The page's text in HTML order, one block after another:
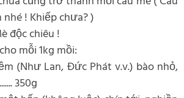
! Khiếp chưa? )
độc chiêu !
mỗi 1kg mồi:
(Như Lan, Đức Phát v.v.) bào nhỏ,
350g